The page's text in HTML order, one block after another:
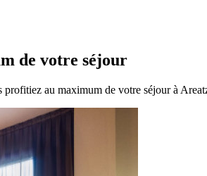
de votre séjour
profitiez au maximum de votre séjour à